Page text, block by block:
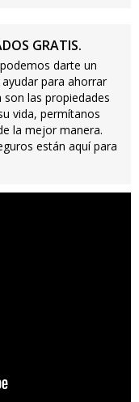
GRATIS.
darte un
para ahorrar
son las propiedades
vida, permítanos
la mejor manera.
están aquí para